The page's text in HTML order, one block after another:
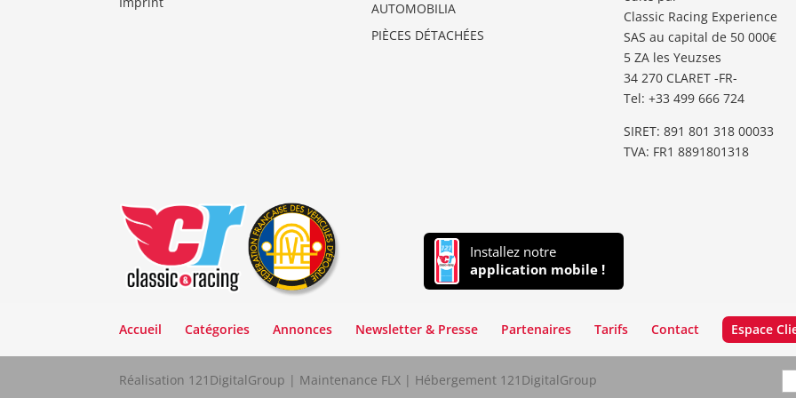
AUTOMOBILIA
PIÈCES DÉTACHÉES
Classic Racing Experience
SAS au capital de 50 000€
5 ZA les Yeuzses
34 270 CLARET -FR-
Tel: ‭+33 499 666 724‬
SIRET: 891 801 318 00033
TVA: FR1 8891801318
Installez notre
application mobile !
Accueil Catégories Annonces Newsletter & Presse Partenaires Tarifs Contact Espace
Réalisation 121DigitalGroup | Maintenance FLX | Hébergement 121DigitalGroup